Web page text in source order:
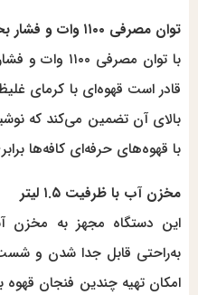
توان مصرفی ۱۱۰۰ وات و فشار بخار ۲۰ بار
قادر است قهوه‌ای با کرمای
بالای آن تضمین می‌کند که
با قهوه‌های حرفه‌ای کافه‌ها
مخزن آب با ظرفیت ۱.۵ لیتر
به‌راحتی قابل جدا شدن و
امکان تهیه چندین فنجان